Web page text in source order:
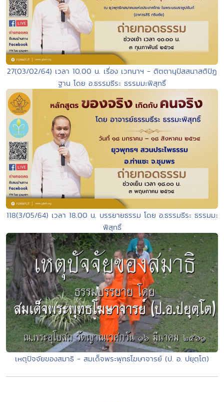
27(03/02/64) เวลา 10.00 น. เรื่อง เวทนาฯ - ติตตานุปัสสนาสติปัฏ
ฐาน โดย อ.ธรรมธีระ ธรรมมะพิสุทธิ์
118(3/05/64) เวลา 18.00 น. บรรยายธรรม โดย อ.ธรรมธีระ ธรรมมะ
พิสุทธิ์
เหตุปัจจัยของสมาธิ - สมเด็จพระพุทธโฆษาจารย์ (ป. อ. ปยุตฺโต)